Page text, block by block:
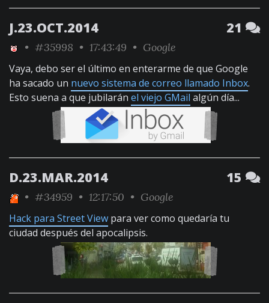
J.23.OCT.2014 21
• #35998 • 17:43:49 • Google
Vaya, debo ser el último en enterarme de que Google
ha sacado un nuevo sistema de correo llamado Inbox.
Esto suena a que jubilarán el viejo GMail algún día...
D.23.MAR.2014 15
• #34959 • 12:17:50 • Google
Hack para Street View para ver como quedaría tu
ciudad después del apocalipsis.